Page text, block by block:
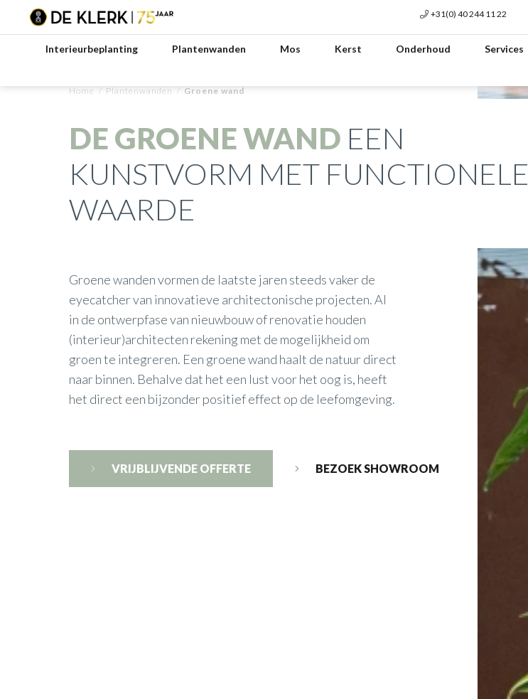
+31(0) 40 244 11 22
Interieurbeplanting Plantenwanden Mos Kerst Onderhoud Services
Home / Plantenwanden / Groene wand
DE GROENE WAND EEN
KUNSTVORM MET FUNCTIONELE
WAARDE
Groene wanden vormen de laatste jaren steeds vaker de
eyecatcher van innovatieve architectonische projecten. Al
in de ontwerpfase van nieuwbouw of renovatie houden
(interieur)architecten rekening met de mogelijkheid om
groen te integreren. Een groene wand haalt de natuur direct
naar binnen. Behalve dat het een lust voor het oog is, heeft
het direct een bijzonder positief effect op de leefomgeving.
VRIJBLIJVENDE OFFERTE BEZOEK SHOWROOM